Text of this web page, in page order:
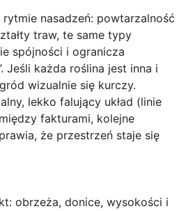
nasadzeń: powtarzalność
traw, te same typy
spójności i ogranicza
Jeśli każda roślina jest inna i
wizualnie się kurczy.
lekko falujący układ (linie
fakturami, kolejne
że przestrzeń staje się
obrzeża, donice, wysokości i